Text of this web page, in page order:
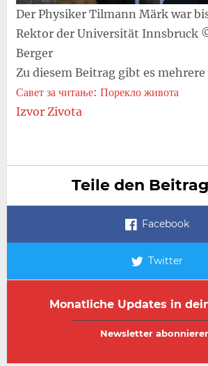
Der Physiker Tilmann Märk war
Rektor der Universität Innsbruck
Berger
Zu diesem Beitrag gibt es mehrere
Савет за читање: Порекло живота
Izvor Zivota
Teile den
Facebook
Twitter
Monatliche Updates in